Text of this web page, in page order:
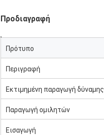
Προδιαγραφή
Πρότυπο
Περιγραφή
Εκτιμημένη παραγωγή δύναμης
Παραγωγή ομιλητών
Εισαγωγή